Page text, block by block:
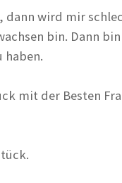
dann wird mir
bin. Dann
haben.
mit der Besten